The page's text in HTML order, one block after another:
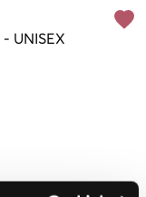
- UNISEX